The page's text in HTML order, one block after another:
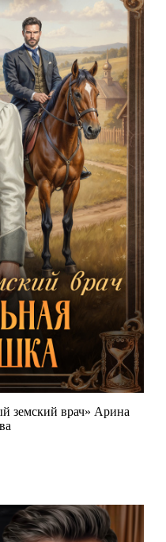
земский врач» Арина